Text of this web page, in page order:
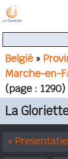
België »
Marche-en-
(page : 1290)
La
Presentatie